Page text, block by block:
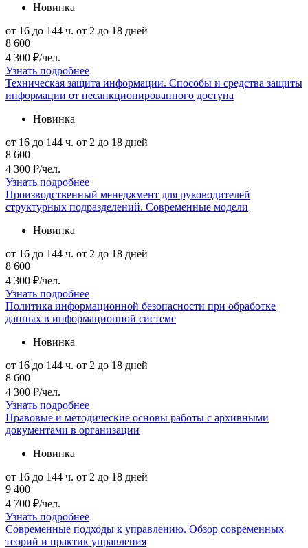
Новинка
от 16 до 144 ч. от 2 до 18 дней
8 600
4 300 ₽/чел.
Узнать подробнее
Техническая защита информации. Способы и средства защиты
информации от несанкционированного доступа
Новинка
от 16 до 144 ч. от 2 до 18 дней
8 600
4 300 ₽/чел.
Узнать подробнее
Производственный менеджмент для руководителей
структурных подразделений. Современные модели
Новинка
от 16 до 144 ч. от 2 до 18 дней
8 600
4 300 ₽/чел.
Узнать подробнее
Политика информационной безопасности при обработке
данных в информационной системе
Новинка
от 16 до 144 ч. от 2 до 18 дней
8 600
4 300 ₽/чел.
Узнать подробнее
Правовые и методические основы работы с архивными
документами в организации
Новинка
от 16 до 144 ч. от 2 до 18 дней
9 400
4 700 ₽/чел.
Узнать подробнее
Современные подходы к управлению. Обзор современных
теорий и практик управления